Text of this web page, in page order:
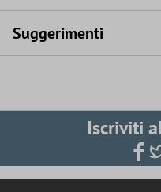
Suggerimenti
Iscriviti